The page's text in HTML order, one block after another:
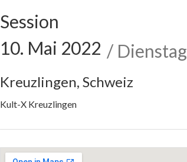
Session
10. Mai 2022
Dienstag
Kreuzlingen, Schweiz
Kult-X Kreuzlingen